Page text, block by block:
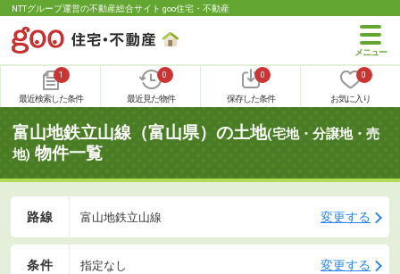
NTTグループ運営の不動産総合サイト goo住宅・不動産
1
最近検索した条件
0
最近見た物件
0
保存した条件
0
お気に入り
富山地鉄立山線（富山県）の土地(宅地・分譲地・売
地) 物件一覧
路線 富山地鉄立山線 変更する
条件 指定なし 変更する